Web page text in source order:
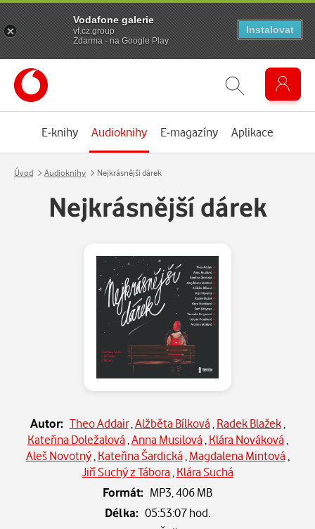
E-knihy Audioknihy E-magazíny Aplikace
Úvod Audioknihy Nejkrásnější dárek
Nejkrásnější dárek
Autor: Theo Addair, Alžběta Bílková Radek Blažek,
Kateřina Doležalová Anna Musilová Klára Nováková
Aleš Novotný, Kateřina Šardická Magdalena Mintová
Jiří Suchý z Tábora Klára Suchá
Formát: MP3, 406 MB
Délka: 05:53:07 hod.
Vodafone galerie
vf.cz.group
Zdarma - na Google Play
Instalovat